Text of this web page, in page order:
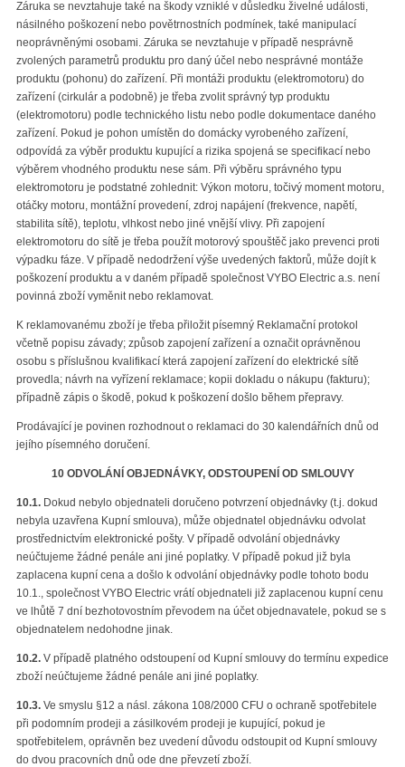
Záruka se nevztahuje také na škody vzniklé v důsledku živelné události,
násilného poškození nebo povětrnostních podmínek, také manipulací
neoprávněnými osobami. Záruka se nevztahuje v případě nesprávně
zvolených parametrů produktu pro daný účel nebo nesprávné montáže
produktu (pohonu) do zařízení. Při montáži produktu (elektromotoru) do
zařízení (cirkulár a podobně) je třeba zvolit správný typ produktu
(elektromotoru) podle technického listu nebo podle dokumentace daného
zařízení. Pokud je pohon umístěn do domácky vyrobeného zařízení,
odpovídá za výběr produktu kupující a rizika spojená se specifikací nebo
výběrem vhodného produktu nese sám. Při výběru správného typu
elektromotoru je podstatné zohlednit: Výkon motoru, točivý moment motoru,
otáčky motoru, montážní provedení, zdroj napájení (frekvence, napětí,
stabilita sítě), teplotu, vlhkost nebo jiné vnější vlivy. Při zapojení
elektromotoru do sítě je třeba použít motorový spouštěč jako prevenci proti
výpadku fáze. V případě nedodržení výše uvedených faktorů, může dojít k
poškození produktu a v daném případě společnost VYBO Electric a.s. není
povinná zboží vyměnit nebo reklamovat.
K reklamovanému zboží je třeba přiložit písemný Reklamační protokol
včetně popisu závady; způsob zapojení zařízení a označit oprávněnou
osobu s příslušnou kvalifikací která zapojení zařízení do elektrické sítě
provedla; návrh na vyřízení reklamace; kopii dokladu o nákupu (fakturu);
případně zápis o škodě, pokud k poškození došlo během přepravy.
Prodávající je povinen rozhodnout o reklamaci do 30 kalendářních dnů od
jejího písemného doručení.
10 ODVOLÁNÍ OBJEDNÁVKY, ODSTOUPENÍ OD SMLOUVY
10.1. Dokud nebylo objednateli doručeno potvrzení objednávky (t.j. dokud
nebyla uzavřena Kupní smlouva), může objednatel objednávku odvolat
prostřednictvím elektronické pošty. V případě odvolání objednávky
neúčtujeme žádné penále ani jiné poplatky. V případě pokud již byla
zaplacena kupní cena a došlo k odvolání objednávky podle tohoto bodu
10.1., společnost VYBO Electric vrátí objednateli již zaplacenou kupní cenu
ve lhůtě 7 dní bezhotovostním převodem na účet objednavatele, pokud se s
objednatelem nedohodne jinak.
10.2. V případě platného odstoupení od Kupní smlouvy do termínu expedice
zboží neúčtujeme žádné penále ani jiné poplatky.
10.3. Ve smyslu §12 a násl. zákona 108/2000 CFU o ochraně spotřebitele
při podomním prodeji a zásilkovém prodeji je kupující, pokud je
spotřebitelem, oprávněn bez uvedení důvodu odstoupit od Kupní smlouvy
do dvou pracovních dnů ode dne převzetí zboží.